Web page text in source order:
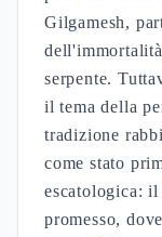
Gilgamesh,
serpente.
il tema della
tradizione
come stato
escatologica:
promesso,